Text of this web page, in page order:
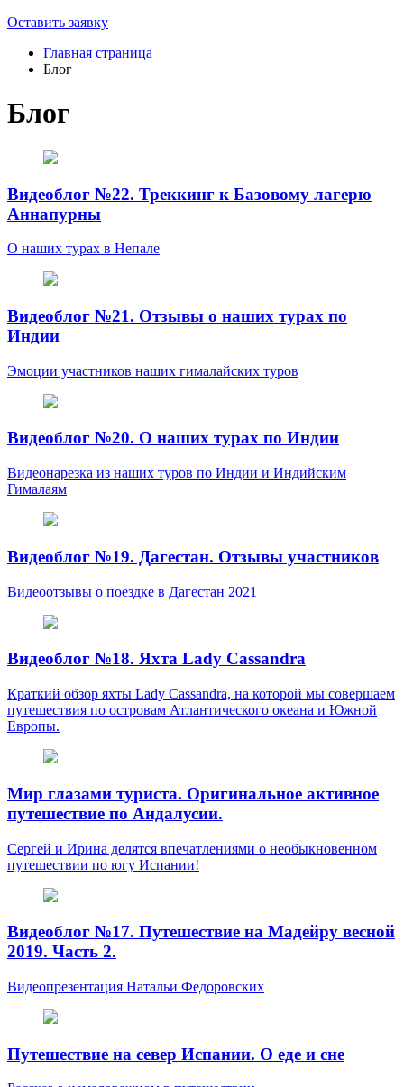
Оставить заявку
Главная страница
Блог
Блог
Видеоблог №22. Треккинг к Базовому лагерю
Аннапурны
О наших турах в Непале
Видеоблог №21. Отзывы о наших турах по
Индии
Эмоции участников наших гималайских туров
Видеоблог №20. О наших турах по Индии
Видеонарезка из наших туров по Индии и Индийским
Гималаям
Видеоблог №19. Дагестан. Отзывы участников
Видеоотзывы о поездке в Дагестан 2021
Видеоблог №18. Яхта Lady Cassandra
Краткий обзор яхты Lady Cassandra, на которой мы совершаем
путешествия по островам Атлантического океана и Южной
Европы.
Мир глазами туриста. Оригинальное активное
путешествие по Андалусии.
Сергей и Ирина делятся впечатлениями о необыкновенном
путешествии по югу Испании!
Видеоблог №17. Путешествие на Мадейру весной
2019. Часть 2.
Видеопрезентация Натальи Федоровских
Путешествие на север Испании. О еде и сне